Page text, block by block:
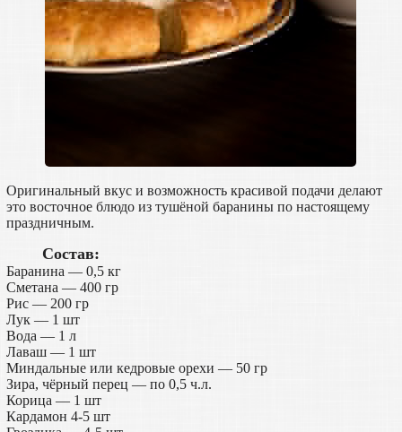
Оригинальный вкус и возможность красивой подачи делают
это восточное блюдо из тушёной баранины по настоящему
праздничным.
Состав:
Баранина — 0,5 кг
Сметана — 400 гр
Рис — 200 гр
Лук — 1 шт
Вода — 1 л
Лаваш — 1 шт
Миндальные или кедровые орехи — 50 гр
Зира, чёрный перец — по 0,5 ч.л.
Корица — 1 шт
Кардамон 4-5 шт